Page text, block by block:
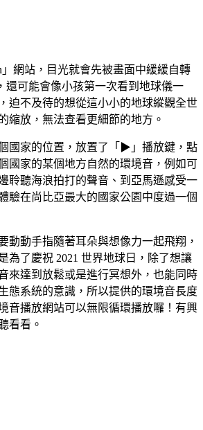
」網站，目光就會先被畫面中緩緩自轉
還可能會像小孩第一次看到地球儀一
迫不及待的想從這小小的地球縱觀全世
縮放，無法查看更細節的地方。
國家的位置，放置了「▶」播放鍵，點
國家的某個地方自然的環境音，例如可
聆聽海浪拍打的聲音、到亞馬遜感受一
驗在尚比亞最大的國家公園中度過一個
動動手指隨著耳朵與想像力一起飛翔，
為了慶祝 2021 世界地球日，除了想讓
來達到放鬆或是進行冥想外，也能同時
態系統的意識，所以提供的環境音長度
音播放網站可以無限循環播放囉！有興
看看。